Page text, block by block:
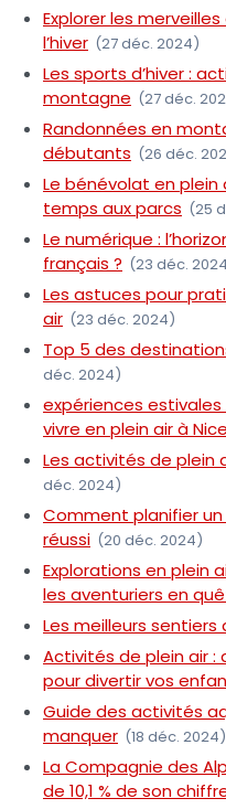
Explorer les
l’hiver (27 déc. 2024)
Les sports d’hiver :
montagne (27 déc.
Randonnées en
débutants (26 déc.
Le bénévolat en
temps aux parcs (25
Le numérique :
français ? (23 déc.
Les astuces pour
air (23 déc. 2024)
Top 5 des
déc. 2024)
expériences
vivre en plein air à
Les activités de plein
déc. 2024)
Comment planifier
réussi (20 déc. 2024)
Explorations en plein
les aventuriers en
Les meilleurs sentiers
Activités de plein air
pour divertir vos
Guide des activités
manquer (18 déc. 2024)
La Compagnie des
de 10,1 % de son